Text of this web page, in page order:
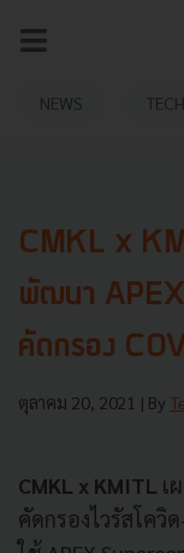
NEWS
CMKL x
พัฒนา
คัดกรอง
ตุลาคม 20, 2021 | By
CMKL x KMITL เ
คัดกรองไวรัสโควิ